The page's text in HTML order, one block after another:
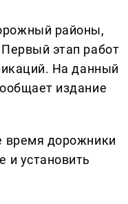
районы,
этап работ
На данный
издание
время дорожники
и установить